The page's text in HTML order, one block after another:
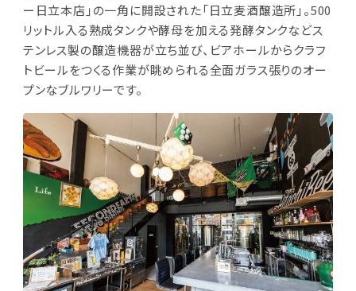
ー日立本店」の一角に開設された「日立麦酒醸造所」。500
リットル入る熟成タンクや酵母を加える発酵タンクなどス
テンレス製の醸造機器が立ち並び、ビアホールからクラフ
トビールをつくる作業が眺められる全面ガラス張りのオー
プンなブルワリーです。